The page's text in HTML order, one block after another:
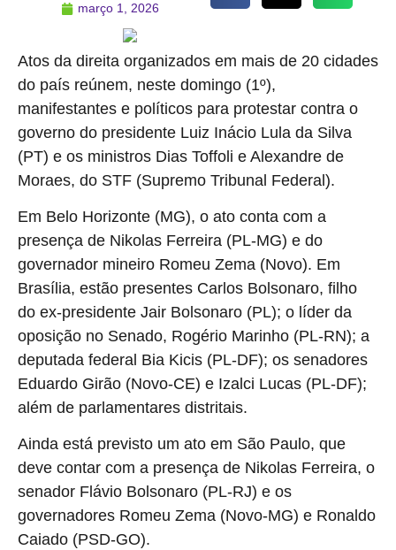
março 1, 2026
Atos da direita organizados em mais de 20 cidades
do país reúnem, neste domingo (1º),
manifestantes e políticos para protestar contra o
governo do presidente Luiz Inácio Lula da Silva
(PT) e os ministros Dias Toffoli e Alexandre de
Moraes, do STF (Supremo Tribunal Federal).
Em Belo Horizonte (MG), o ato conta com a
presença de Nikolas Ferreira (PL-MG) e do
governador mineiro Romeu Zema (Novo). Em
Brasília, estão presentes Carlos Bolsonaro, filho
do ex-presidente Jair Bolsonaro (PL); o líder da
oposição no Senado, Rogério Marinho (PL-RN); a
deputada federal Bia Kicis (PL-DF); os senadores
Eduardo Girão (Novo-CE) e Izalci Lucas (PL-DF);
além de parlamentares distritais.
Ainda está previsto um ato em São Paulo, que
deve contar com a presença de Nikolas Ferreira, o
senador Flávio Bolsonaro (PL-RJ) e os
governadores Romeu Zema (Novo-MG) e Ronaldo
Caiado (PSD-GO).